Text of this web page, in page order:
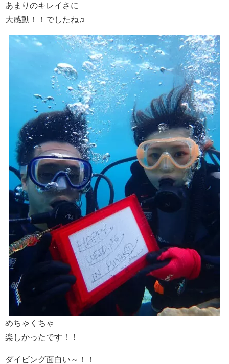
あまりのキレイさに
大感動！！でしたね♫
めちゃくちゃ
楽しかったです！！
ダイビング面白い～！！